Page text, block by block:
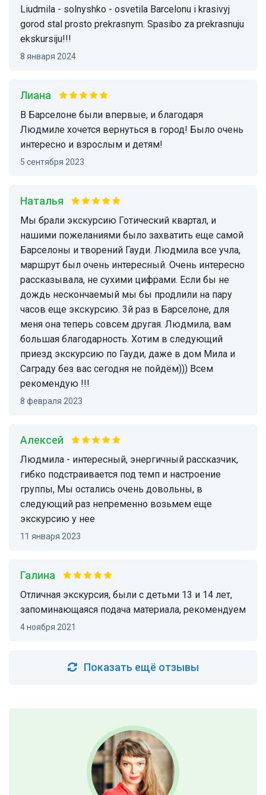
Liudmila - solnyshko - osvetila Barcelonu i krasivyj
gorod stal prosto prekrasnym. Spasibo za prekrasnuju
ekskursiju!!!
8 января 2024
Лиана
В Барселоне были впервые, и благодаря
Людмиле хочется вернуться в город! Было очень
интересно и взрослым и детям!
5 сентября 2023
Наталья
Мы брали экскурсию Готический квартал, и
нашими пожеланиями было захватить еще самой
Барселоны и творений Гауди. Людмила все учла,
маршрут был очень интересный. Очень интересно
рассказывала, не сухими цифрами. Если бы не
дождь нескончаемый мы бы продлили на пару
часов еще экскурсию. 3й раз в Барселоне, для
меня она теперь совсем другая. Людмила, вам
большая благодарность. Хотим в следующий
приезд экскурсию по Гауди, даже в дом Мила и
Саграду без вас сегодня не пойдём))) Всем
рекомендую !!!
8 февраля 2023
Алексей
Людмила - интересный, энергичный рассказчик,
гибко подстраивается под темп и настроение
группы, Мы остались очень довольны, в
следующий раз непременно возьмем еще
экскурсию у нее
11 января 2023
Галина
Отличная экскурсия, были с детьми 13 и 14 лет,
запоминающаяся подача материала, рекомендуем
4 ноября 2021
Показать ещё отзывы